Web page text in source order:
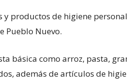
productos de higiene
Pueblo Nuevo.
básica como arroz, pasta,
además de artículos de